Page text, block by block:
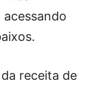
receita de